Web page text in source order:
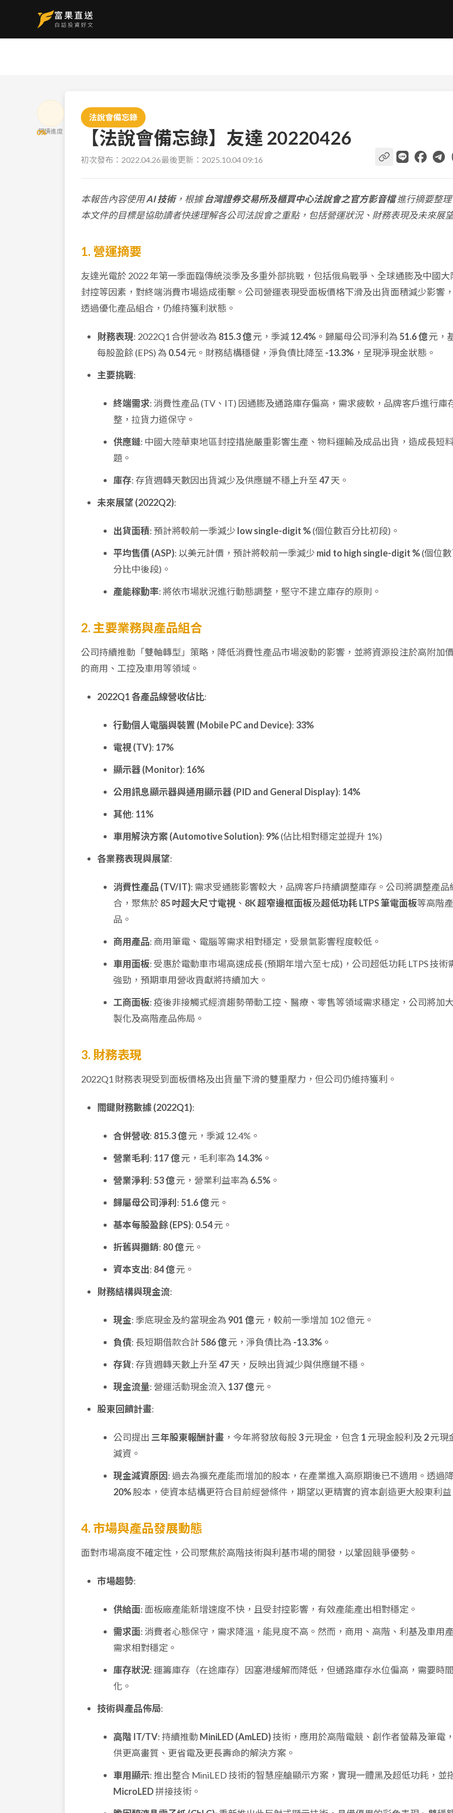
0%
閱讀進度
法說會備忘錄
【法說會備忘錄】友達 20220426
初次發布： 2022.04.26最後更新： 2025.10.04 09:16
本報告內容使用AI 技術，根據台灣證券交易所及櫃買中心法說會之官方影音檔進行摘要整
本文件的目標是協助讀者快速理解各公司法說會之重點，包括營運狀況、財務表現及未來展
1. 營運摘要
友達光電於 2022 年第一季面臨傳統淡季及多重外部挑戰，包括俄烏戰爭、全球通膨及中國大
封控等因素，對終端消費市場造成衝擊。公司營運表現受面板價格下滑及出貨面積減少影響
透過優化產品組合，仍維持獲利狀態。
財務表現: 2022Q1 合併營收為 815.3 億元，季減12.4% 。歸屬母公司淨利為51.6 億元，
每股盈餘 (EPS) 為 0.54元。財務結構穩健，淨負債比降至 -13.3% ，呈現淨現金狀態。
主要挑戰:
終端需求: 消費性產品 (TV、IT) 因通膨及通路庫存偏高，需求疲軟，品牌客戶進行庫
整，拉貨力道保守。
供應鏈: 中國大陸華東地區封控措施嚴重影響生產、物料運輸及成品出貨，造成長短
題。
庫存: 存貨週轉天數因出貨減少及供應鏈不穩上升至 47天。
未來展望 (2022Q2):
出貨面積: 預計將較前一季減少 low single-digit %(個位數百分比初段)。
平均售價 (ASP): 以美元計價，預計將較前一季減少 mid to high single-digit %(個位
分比中後段)。
產能稼動率: 將依市場狀況進行動態調整，堅守不建立庫存的原則。
2. 主要業務與產品組合
公司持續推動「雙軸轉型」策略，降低消費性產品市場波動的影響，並將資源投注於高附加
的商用、工控及車用等領域。
2022Q1 各產品線營收佔比:
行動個人電腦與裝置 (Mobile PC and Device): 33%
電視 (TV): 17%
顯示器 (Monitor): 16%
公用訊息顯示器與通用顯示器 (PID and General Display): 14%
其他: 11%
車用解決方案 (Automotive Solution): 9%(佔比相對穩定並提升 1%)
各業務表現與展望:
消費性產品 (TV/IT): 需求受通膨影響較大，品牌客戶持續調整庫存。公司將調整產品
合，聚焦於85 吋超大尺寸電視 、 8K 超窄邊框面板及超低功耗 LTPS 筆電面板等高階產
品。
商用產品: 商用筆電、電腦等需求相對穩定，受景氣影響程度較低。
車用面板: 受惠於電動車市場高速成長 (預期年增六至七成)，公司超低功耗 LTPS 技術
強勁，預期車用營收貢獻將持續加大。
工商面板: 疫後非接觸式經濟趨勢帶動工控、醫療、零售等領域需求穩定，公司將加
製化及高階產品佈局。
3. 財務表現
2022Q1 財務表現受到面板價格及出貨量下滑的雙重壓力，但公司仍維持獲利。
關鍵財務數據 (2022Q1):
合併營收: 815.3 億元，季減 12.4%。
營業毛利 : 117 億元，毛利率為 14.3% 。
營業淨利 :53 億元，營業利益率為 6.5% 。
歸屬母公司淨利 :51.6 億元。
基本每股盈餘 (EPS): 0.54元。
折舊與攤銷: 80 億元。
資本支出: 84 億元。
財務結構與現金流:
現金: 季底現金及約當現金為 901 億元，較前一季增加 102 億元。
負債: 長短期借款合計586 億元，淨負債比為 -13.3% 。
存貨: 存貨週轉天數上升至 47天，反映出貨減少與供應鏈不穩。
現金流量: 營運活動現金流入 137 億元。
股東回饋計畫:
公司提出 三年股東報酬計畫 ，今年將發放每股3元現金，包含 1 元現金股利及 2元現
減資。
現金減資原因: 過去為擴充產能而增加的股本，在產業進入高原期後已不適用。透過
20%股本，使資本結構更符合目前經營條件，期望以更精實的資本創造更大股東利
4. 市場與產品發展動態
面對市場高度不確定性，公司聚焦於高階技術與利基市場的開發，以鞏固競爭優勢。
市場趨勢:
供給面: 面板廠產能新增速度不快，且受封控影響，有效產能產出相對穩定。
需求面: 消費者心態保守，需求降溫，能見度不高。然而，商用、高階、利基及車用
需求相對穩定。
庫存狀況: 運籌庫存（在途庫存）因塞港緩解而降低，但通路庫存水位偏高，需要時
化。
技術與產品佈局:
高階 IT/TV: 持續推動 MiniLED (AmLED)技術，應用於高階電競、創作者螢幕及筆電
供更高畫質、更省電及更長壽命的解決方案。
車用顯示: 推出整合 MiniLED 技術的智慧座艙顯示方案，實現一體黑及超低功耗，並
MicroLED拼接技術。